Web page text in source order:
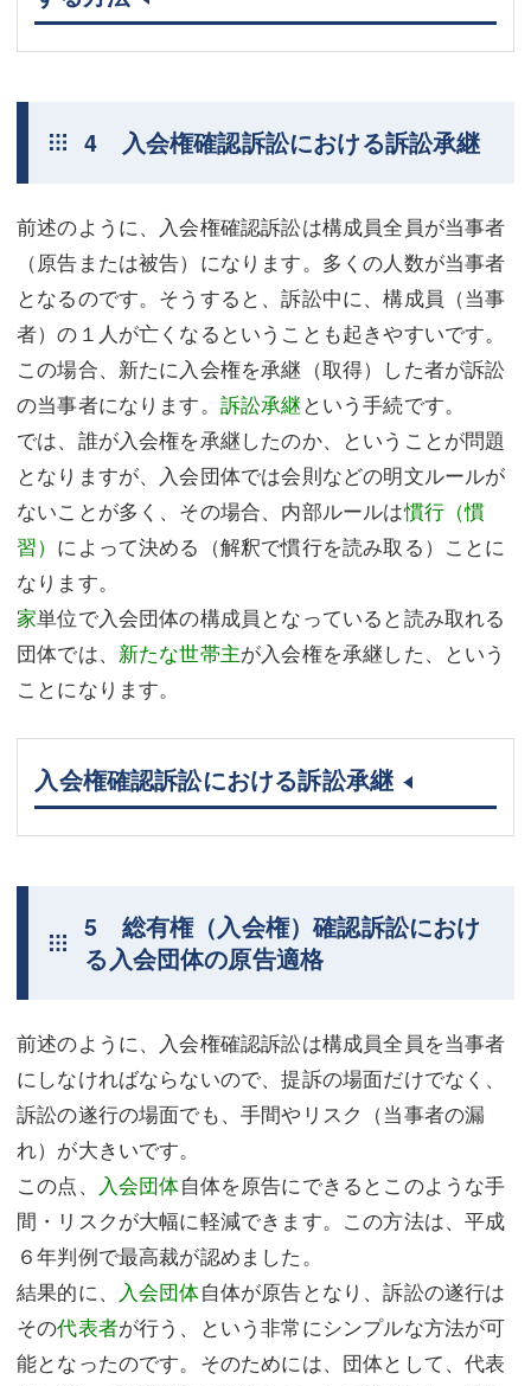
4 入会権確認訴訟における訴訟承継
前述のように、入会権確認訴訟は構成員全員が当事者
（原告または被告）になります。多くの人数が当事者
となるのです。そうすると、訴訟中に、構成員（当事
者）の１人が亡くなるということも起きやすいです。
この場合、新たに入会権を承継（取得）した者が訴訟
の当事者になります。 訴訟承継 という手続です。
では、誰が入会権を承継したのか、ということが問題
となりますが、入会団体では会則などの明文ルールが
ないことが多く、その場合、内部ルールは慣行（慣
習） によって決める（解釈で慣行を読み取る）ことに
なります。
家単位で入会団体の構成員となっていると読み取れる
団体では、 新たな世帯主が入会権を承継した、という
ことになります。
入会権確認訴訟における訴訟承継
5 総有権（入会権）確認訴訟におけ
る入会団体の原告適格
前述のように、入会権確認訴訟は構成員全員を当事者
にしなければならないので、提訴の場面だけでなく、
訴訟の遂行の場面でも、手間やリスク（当事者の漏
れ）が大きいです。
この点、
入会団体自体を原告にできるとこのような手
間・リスクが大幅に軽減できます。この方法は、平成
６年判例で最高裁が認めました。
結果的に、
入会団体自体が原告となり、訴訟の遂行は
その代表者が行う、という非常にシンプルな方法が可
能となったのです。そのためには、団体として、代表